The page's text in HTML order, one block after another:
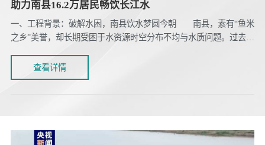
助力南县16.2万居民畅饮长江水
一、工程背景：破解水困，南县饮水梦圆今朝 南县，素有“鱼米
之乡”美誉，却长期受困于水资源时空分布不均与水质问题。过去，
大，长期饮用影响居民健康。2021年，南县启动城乡供水一体化“西
线引水”工程，以松虎洪道白蚌口段为取水口，铺设管道将长江水引
查看详情